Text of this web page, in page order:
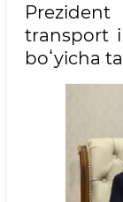
transport
boʻyicha